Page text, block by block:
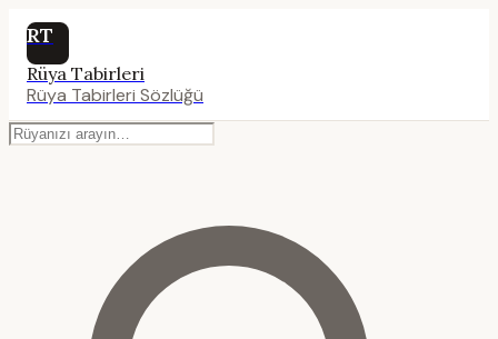
RT
Rüya Tabirleri
Rüya Tabirleri Sözlüğü